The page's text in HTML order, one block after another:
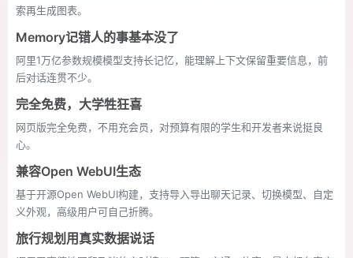
索再生成图表。
Memory记错人的事基本没了
阿里1万亿参数规模模型支持长记忆，能理解上下文保留重要信息，前
后对话连贯不少。
完全免费，大学牲狂喜
网页版完全免费，不用充会员，对预算有限的学生和开发者来说挺良
心。
兼容Open WebUI生态
基于开源Open WebUI构建，支持导入导出聊天记录、切换模型、自定
义外观，高级用户可自己折腾。
旅行规划用真实数据说话